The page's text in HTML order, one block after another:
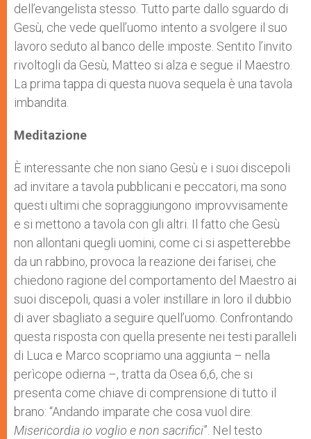
dell’evangelista stesso. Tutto parte dallo sguardo di
Gesù, che vede quell’uomo intento a svolgere il suo
lavoro seduto al banco delle imposte. Sentito l’invito
rivoltogli da Gesù, Matteo si alza e segue il Maestro.
La prima tappa di questa nuova sequela è una tavola
imbandita.
Meditazione
È interessante che non siano Gesù e i suoi discepoli
ad invitare a tavola pubblicani e peccatori, ma sono
questi ultimi che sopraggiungono improvvisamente
e si mettono a tavola con gli altri. Il fatto che Gesù
non allontani quegli uomini, come ci si aspetterebbe
da un rabbino, provoca la reazione dei farisei, che
chiedono ragione del comportamento del Maestro ai
suoi discepoli, quasi a voler instillare in loro il dubbio
di aver sbagliato a seguire quell’uomo. Confrontando
questa risposta con quella presente nei testi paralleli
di Luca e Marco scopriamo una aggiunta – nella
perìcope odierna –, tratta da Osea 6,6, che si
presenta come chiave di comprensione di tutto il
brano: “Andando imparate che cosa vuol dire:
Misericordia io voglio e non sacrifici”. Nel testo